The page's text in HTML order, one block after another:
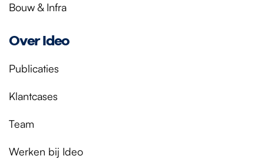
Bouw & Infra
Over Ideo
Publicaties
Klantcases
Team
Werken bij Ideo